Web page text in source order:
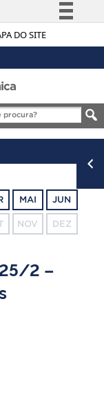
DO SITE
Canais
MAI JUN
NOV DEZ
2 –